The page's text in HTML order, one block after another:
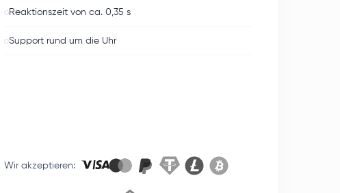
Reaktionszeit von ca. 0,35 s
Support rund um die Uhr
Wir akzeptieren: